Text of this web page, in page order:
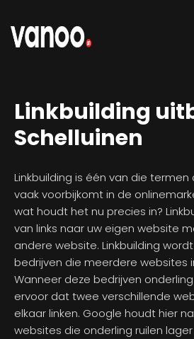
Linkbuilding
Schelluinen
Linkbuilding is één van die
vaak voorbijkomt in de
wat houdt het nu precies in?
van links naar uw eigen website
andere website. Linkbuilding
bedrijven die meerdere websites
Wanneer deze bedrijven
ervoor dat twee verschillende
elkaar linken. Google houdt hier
websites die onderling ruilen